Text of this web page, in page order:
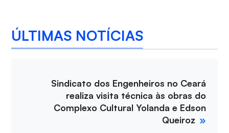
ÚLTIMAS NOTÍCIAS
Sindicato dos Engenheiros no Ceará
realiza visita técnica às obras do
Complexo Cultural Yolanda e Edson
Queiroz